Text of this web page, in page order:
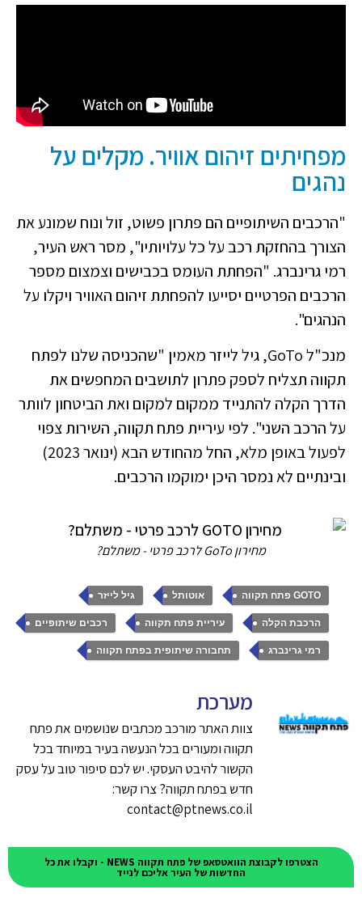
מפחיתים זיהום אוויר. מקלים על
נהגים
"הרכבים השיתופיים הם פתרון פשוט, זול ונוח שמונע את
הצורך בהחזקת רכב על כל עלויותיו", מסר ראש העיר,
רמי גרינברג. "הפחתת העומס בכבישים וצמצום מספר
הרכבים הפרטיים יסייעו להפחתת זיהום האוויר ויקלו על
הנהגים".
מנכ"ל GoTo, גיל לייזר מאמין "שהכניסה שלנו לפתח
תקווה תצליח לספק פתרון לתושבים המחפשים את
הדרך הקלה להתנייד ממקום למקום ואת הביטחון לוותר
על הרכב השני". לפי עיריית פתח תקווה, השירות צפוי
לפעול באופן מלא, החל מהחודש הבא (ינואר 2023)
ובינתיים לא נמסר היכן ימוקמו הרכבים.
מחירון GoTo לרכב פרטי - משתלם?
GOTO פתח תקווה , אוטותל , גיל לייזר ,
הרכבת הקלה , עיריית פתח תקווה , רכבים שיתופיים ,
רמי גרינברג , תחבורה שיתופית בפתח תקווה
מערכת
צוות האתר מורכב מכתבים שנושמים את פתח
תקווה ומעורים בכל הנעשה בעיר במיוחד בכל
הקשור להיבט העסקי. יש לכם סיפור טוב על עסק
חדש בפתח תקווה? צרו קשר:
contact@ptnews.co.il
הצטרפו לקבוצת הוואטסאפ של פתח תקווה NEWS - וקבלו את כל
החדשות של העיר אליכם לנייד